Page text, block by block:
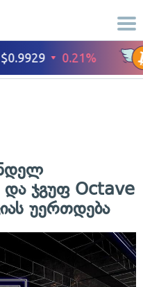
და ჯგუფ Octave
უერთდება